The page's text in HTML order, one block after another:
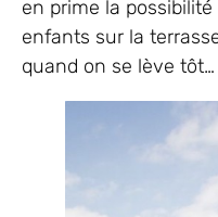
en prime la
enfants sur la
quand on se lève tôt…